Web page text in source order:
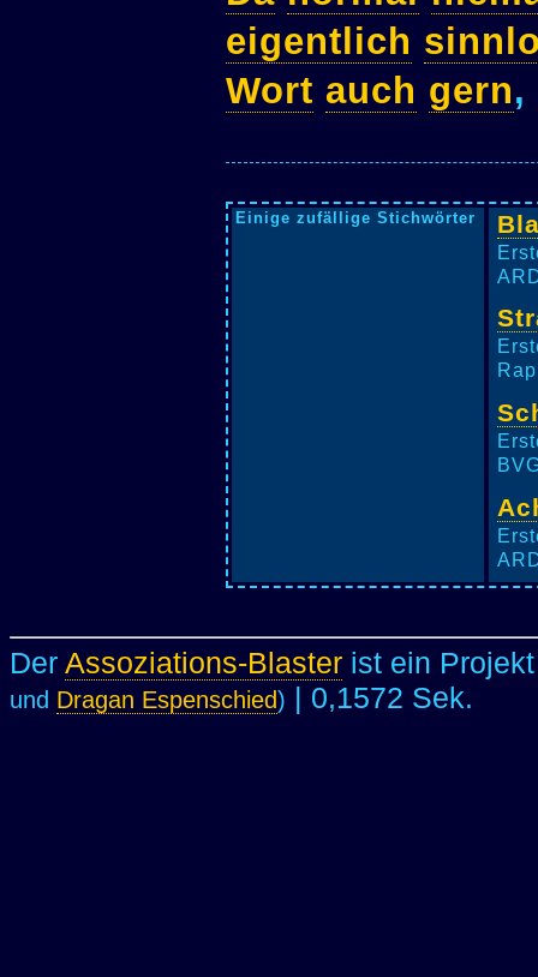
eigentlich
Wort auch gern,
Einige zufällige Stichwörter
Der Assoziations-Blaster ist ein
und Dragan Espenschied) | 0,1572 Sek.